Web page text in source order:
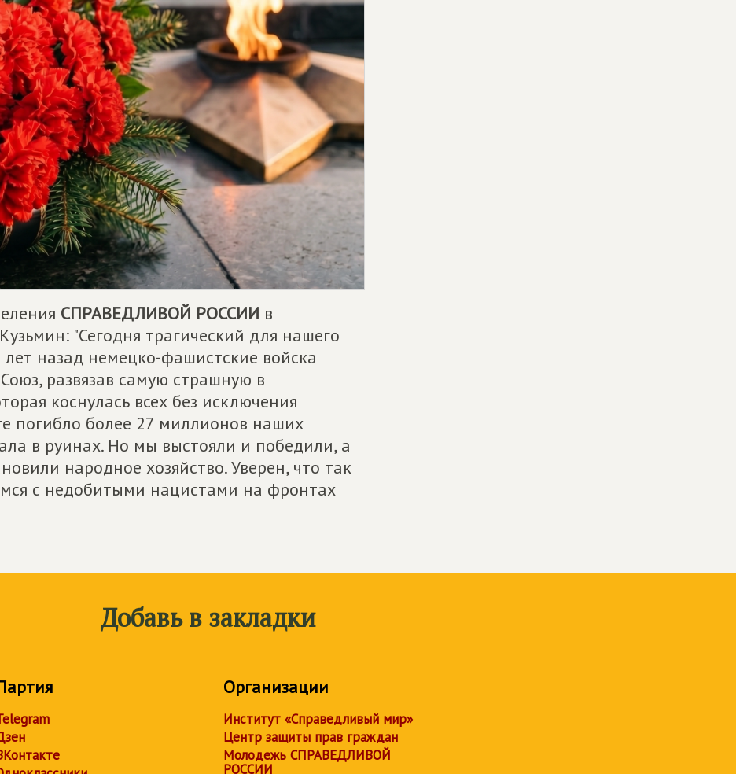
СПРАВЕДЛИВОЙ РОССИИ в
"Сегодня трагический для нашего
назад немецко-фашистские войска
развязав самую страшную в
коснулась всех без исключения
погибло более 27 миллионов наших
в руинах. Но мы выстояли и победили, а
народное хозяйство. Уверен, что так
с недобитыми нацистами на фронтах
Добавь в закладки
Организации
Институт «Справедливый мир»
Центр защиты прав граждан
Молодежь СПРАВЕДЛИВОЙ
РОССИИ